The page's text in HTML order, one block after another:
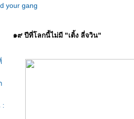
your gang
:
๑๙ ปีที่โลกนี้ไม่มี "เติ้ง ลี่จวิน"